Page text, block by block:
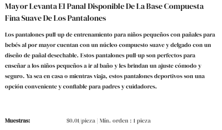
Mayor Levanta El Panal Disponible De La Base Compuesta
Fina Suave De Los Pantalones
Los pantalones pull-up de entrenamiento para niños pequeños con pañales para
bebés al por mayor cuentan con un núcleo compuesto suave y delgado con un
diseño de pañal desechable. Estos pantalones pull-up son perfectos para
enseñar a los niños pequeños a ir al baño y les brindan un ajuste cómodo y
seguro. Ya sea en casa o mientras viaja, estos pantalones deportivos son una
opción conveniente y confiable para padres y cuidadores.
Muestras:
$0.01/pieza | Mín. orden : 1 pieza